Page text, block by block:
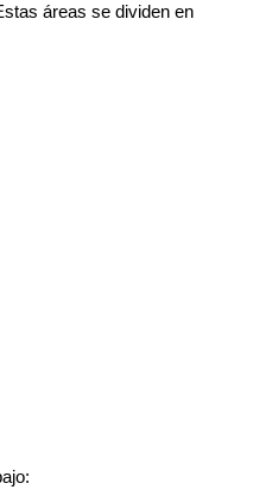
áreas se dividen en